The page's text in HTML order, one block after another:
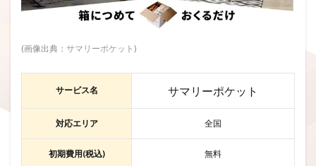
(画像出典： サマリーポケット )
サービス名 サマリーポケット
対応エリア 全国
初期費用(税込) 無料